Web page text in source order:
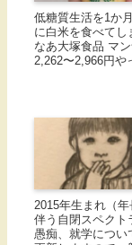
低糖質生活を1か
に白米を食べて
なあ大塚食品 マ
2,262〜2,966円や
2015年生まれ（
伴う自閉スペクト
愚痴、就学につ